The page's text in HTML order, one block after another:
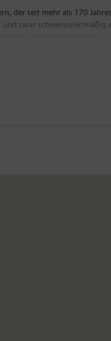
der seit mehr als 170
zwar schwerpunktmäßig
Mobilitätslösungen für